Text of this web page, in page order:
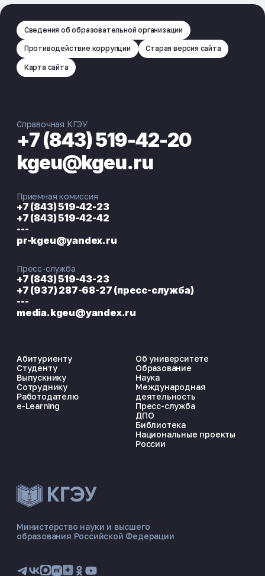
ЭНЕРГОКОД — ПОМОЩНИК КГЭУ
📋 Приёмная комиссия
🏠 Общежитие
Положение о конкурсе ЛМУ 2016
Татэнерго конф
Конкурс Молодым ученым за успехи в
науке
Конкурс молодых ученых в сфере
интеллектуальной собственности
Сведения об образовательной организации
Противодействие коррупции Старая версия сайта
Карта сайта
Министерство науки и высшего
образования Российской Федерации
Абитуриенту
Студенту
Выпускнику
Сотруднику
Работодателю
e-Learning
Об университете
Образование
Наука
Международная
деятельность
Пресс-служба
ДПО
Библиотека
Национальные проекты
России
Справочная КГЭУ
+7 (843) 519-42-20
kgeu@kgeu.ru
Приемная комиссия
+7 (843) 519-42-23
+7 (843) 519-42-42
---
pr-kgeu@yandex.ru
Пресс-служба
+7 (843) 519-43-23
+7 (937) 287-68-27 (пресс-служба)
---
media.kgeu@yandex.ru